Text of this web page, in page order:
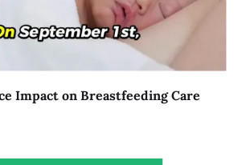
Impact on Breastfeeding Care